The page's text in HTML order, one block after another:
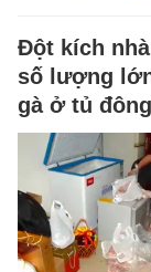
Đột kích
số lượng
gà ở tủ đông